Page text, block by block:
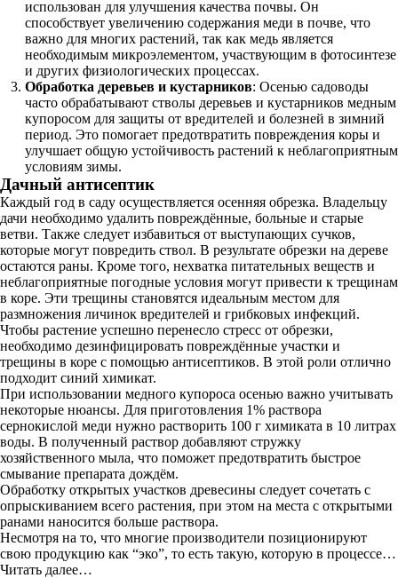
использован для улучшения качества почвы. Он
способствует увеличению содержания меди в почве, что
важно для многих растений, так как медь является
необходимым микроэлементом, участвующим в фотосинтезе
и других физиологических процессах.
Обработка деревьев и кустарников: Осенью садоводы
часто обрабатывают стволы деревьев и кустарников медным
купоросом для защиты от вредителей и болезней в зимний
период. Это помогает предотвратить повреждения коры и
улучшает общую устойчивость растений к неблагоприятным
условиям зимы.
Дачный антисептик
Каждый год в саду осуществляется осенняя обрезка. Владельцу
дачи необходимо удалить повреждённые, больные и старые
ветви. Также следует избавиться от выступающих сучков,
которые могут повредить ствол. В результате обрезки на дереве
остаются раны. Кроме того, нехватка питательных веществ и
неблагоприятные погодные условия могут привести к трещинам
в коре. Эти трещины становятся идеальным местом для
размножения личинок вредителей и грибковых инфекций.
Чтобы растение успешно перенесло стресс от обрезки,
необходимо дезинфицировать повреждённые участки и
трещины в коре с помощью антисептиков. В этой роли отлично
подходит синий химикат.
При использовании медного купороса осенью важно учитывать
некоторые нюансы. Для приготовления 1% раствора
сернокислой меди нужно растворить 100 г химиката в 10 литрах
воды. В полученный раствор добавляют стружку
хозяйственного мыла, что поможет предотвратить быстрое
смывание препарата дождём.
Обработку открытых участков древесины следует сочетать с
опрыскиванием всего растения, при этом на места с открытыми
ранами наносится больше раствора.
Несмотря на то, что многие производители позиционируют
свою продукцию как “эко”, то есть такую, которую в процессе…
Читать далее…